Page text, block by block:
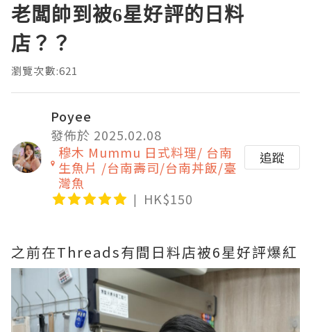
老闆帥到被6星好評的日料
店？？
瀏覽次數:621
Poyee
發佈於 2025.02.08
穆木 Mummu 日式料理/ 台南
生魚片 /台南壽司/台南丼飯/臺
灣魚
HK$150
追蹤
之前在Threads有間日料店被6星好評爆紅